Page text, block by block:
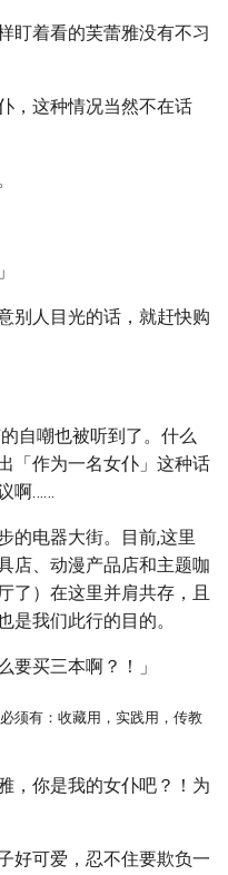
盯着看的芙蕾雅没有不习
，这种情况当然不在话
别人目光的话，就赶快购
自嘲也被听到了。什么
「作为一名女仆」这种话
啊……
的电器大街。目前,这里
店、动漫产品店和主题咖
了）在这里并肩共存，且
是我们此行的目的。
要买三本啊？！」
须有：收藏用，实践用，传教
，你是我的女仆吧？！为
好可爱，忍不住要欺负一